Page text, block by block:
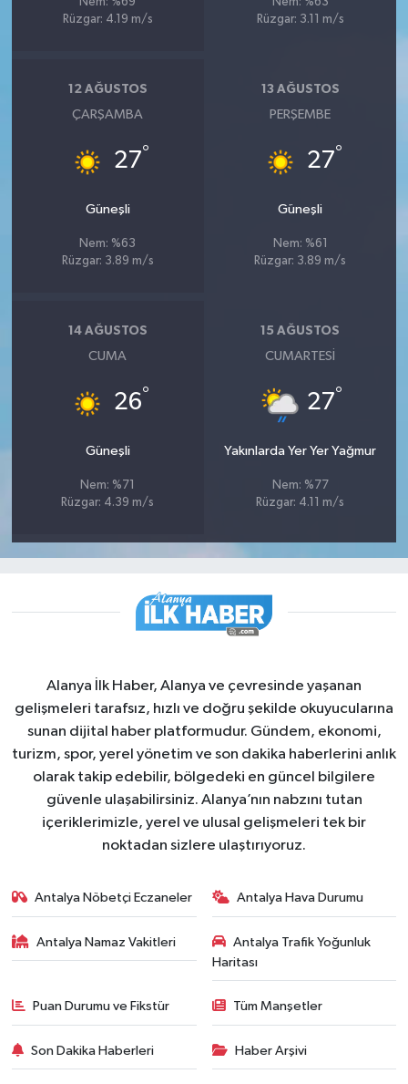
Rüzgar: 4.19 m/s
Rüzgar: 3.11 m/s
12 AĞUSTOS
ÇARŞAMBA
27°
Güneşli
Nem: %63
Rüzgar: 3.89 m/s
13 AĞUSTOS
PERŞEMBE
27°
Güneşli
Nem: %61
Rüzgar: 3.89 m/s
14 AĞUSTOS
CUMA
26°
Güneşli
Nem: %71
Rüzgar: 4.39 m/s
15 AĞUSTOS
CUMARTESI
27°
Yakınlarda Yer Yer Yağmur
Nem: %77
Rüzgar: 4.11 m/s
Alanya İlk Haber, Alanya ve çevresinde yaşanan
gelişmeleri tarafsız, hızlı ve doğru şekilde okuyucularına
sunan dijital haber platformudur. Gündem, ekonomi,
turizm, spor, yerel yönetim ve son dakika haberlerini anlık
olarak takip edebilir, bölgedeki en güncel bilgilere
güvenle ulaşabilirsiniz. Alanya’nın nabzını tutan
içeriklerimizle, yerel ve ulusal gelişmeleri tek bir
noktadan sizlere ulaştırıyoruz.
Antalya Nöbetçi Eczaneler Antalya Hava Durumu
Antalya Namaz Vakitleri
Antalya Trafik Yoğunluk
Haritası
Puan Durumu ve Fikstür Tüm Manşetler
Son Dakika Haberleri Haber Arşivi